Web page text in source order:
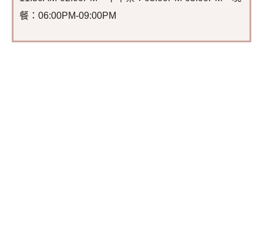
餐：06:00PM-09:00PM